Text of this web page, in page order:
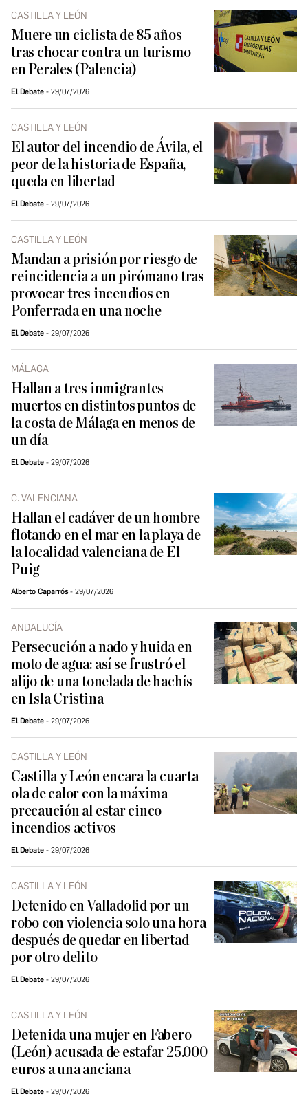
CASTILLA Y LEÓN
Muere un ciclista de 85 años
tras chocar contra un turismo
en Perales (Palencia)
El Debate 29/07/2026
CASTILLA Y LEÓN
El autor del incendio de Ávila, el
peor de la historia de España,
queda en libertad
El Debate 29/07/2026
CASTILLA Y LEÓN
Mandan a prisión por riesgo de
reincidencia a un pirómano tras
provocar tres incendios en
Ponferrada en una noche
El Debate 29/07/2026
MÁLAGA
Hallan a tres inmigrantes
muertos en distintos puntos de
la costa de Málaga en menos de
un día
El Debate 29/07/2026
C. VALENCIANA
Hallan el cadáver de un hombre
flotando en el mar en la playa de
la localidad valenciana de El
Puig
Alberto Caparrós 29/07/2026
ANDALUCÍA
Persecución a nado y huida en
moto de agua: así se frustró el
alijo de una tonelada de hachís
en Isla Cristina
El Debate 29/07/2026
CASTILLA Y LEÓN
Castilla y León encara la cuarta
ola de calor con la máxima
precaución al estar cinco
incendios activos
El Debate 29/07/2026
CASTILLA Y LEÓN
Detenido en Valladolid por un
robo con violencia solo una hora
después de quedar en libertad
por otro delito
El Debate 29/07/2026
CASTILLA Y LEÓN
Detenida una mujer en Fabero
(León) acusada de estafar 25.000
euros a una anciana
El Debate 29/07/2026